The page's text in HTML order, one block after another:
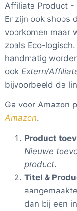
Affiliate Product -
Er zijn ook shops
voorkomen maar
zoals Eco-
handmatig
ook Extern/
bijvoorbeeld de
Ga voor Amazon
Amazon.
Product
Nieuwe
product.
Titel &
dan bij een